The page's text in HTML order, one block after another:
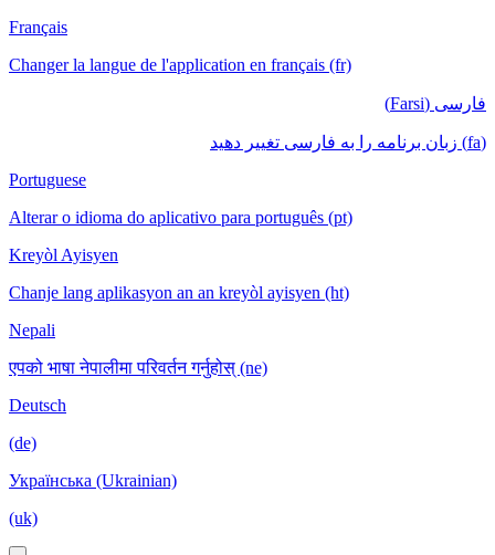
Français
Changer la langue de l'application en français (fr)
فارسی (Farsi)
(fa) زبان برنامه را به فارسی تغییر دهید
Portuguese
Alterar o idioma do aplicativo para português (pt)
Kreyòl Ayisyen
Chanje lang aplikasyon an an kreyòl ayisyen (ht)
Nepali
एपको भाषा नेपालीमा परिवर्तन गर्नुहोस् (ne)
Deutsch
(de)
Українська (Ukrainian)
(uk)